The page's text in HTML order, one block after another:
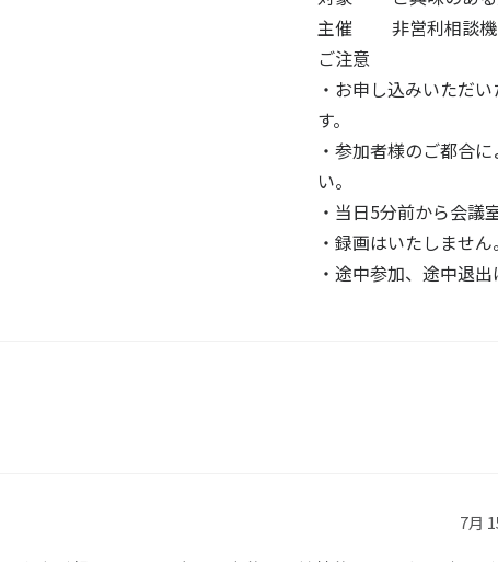
主催 非営利相談機関
ご注意
・お申し込みいただ
す。
・参加者様のご都合
い。
・​当日5分前から会議
・録画はいたしません。
・途中参加、途中退出
7月